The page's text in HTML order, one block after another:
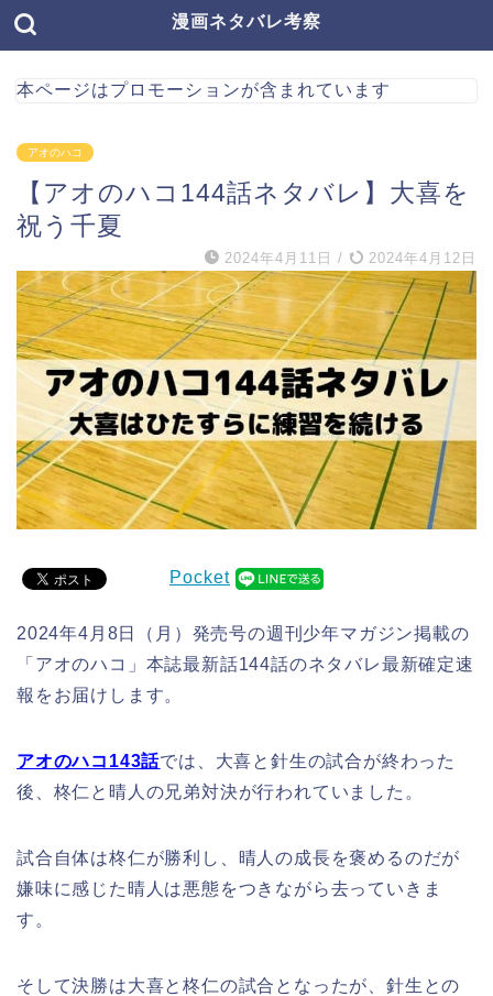
漫画ネタバレ考察
本ページはプロモーションが含まれています
アオのハコ
【アオのハコ144話ネタバレ】大喜を
祝う千夏
2024年4月11日 / 2024年4月12日
Pocket
2024年4月8日（月）発売号の週刊少年マガジン掲載の
「アオのハコ」本誌最新話144話のネタバレ最新確定速
報をお届けします。
アオのハコ143話では、大喜と針生の試合が終わった
後、柊仁と晴人の兄弟対決が行われていました。
試合自体は柊仁が勝利し、晴人の成長を褒めるのだが
嫌味に感じた晴人は悪態をつきながら去っていきま
す。
そして決勝は大喜と柊仁の試合となったが、針生との